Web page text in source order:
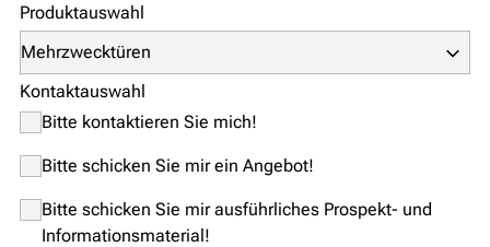
Produktauswahl
Kontaktauswahl
Bitte kontaktieren Sie mich!
Bitte schicken Sie mir ein Angebot!
Bitte schicken Sie mir ausführliches Prospekt- und
Informationsmaterial!